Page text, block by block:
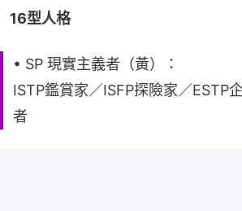
16型人格
• SP 現實主義者（黃）：
ISTP鑑賞家／ISFP探險家／ESTP
者